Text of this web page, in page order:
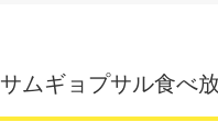
サムギョプサル食べ